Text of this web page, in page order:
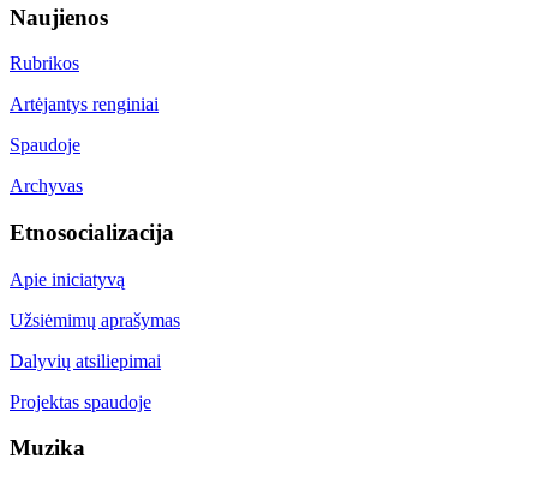
Naujienos
Rubrikos
Artėjantys renginiai
Spaudoje
Archyvas
Etnosocializacija
Apie iniciatyvą
Užsiėmimų aprašymas
Dalyvių atsiliepimai
Projektas spaudoje
Muzika